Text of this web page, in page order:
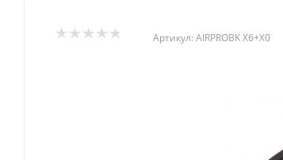
Артикул: AIRPROBK X6+X0